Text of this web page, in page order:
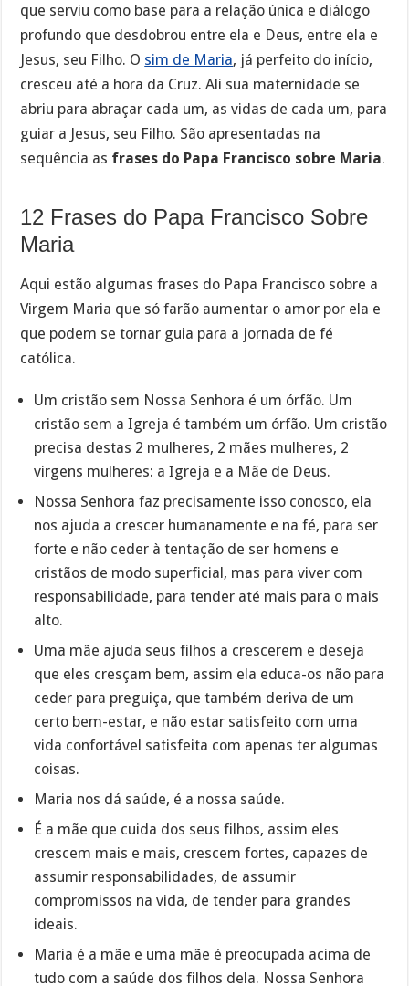
que serviu como base para a relação única e diálogo
profundo que desdobrou entre ela e Deus, entre ela e
Jesus, seu Filho. O sim de Maria, já perfeito do início,
cresceu até a hora da Cruz. Ali sua maternidade se
abriu para abraçar cada um, as vidas de cada um, para
guiar a Jesus, seu Filho. São apresentadas na
sequência as frases do Papa Francisco sobre Maria.
12 Frases do Papa Francisco Sobre
Maria
Aqui estão algumas frases do Papa Francisco sobre a
Virgem Maria que só farão aumentar o amor por ela e
que podem se tornar guia para a jornada de fé
católica.
Um cristão sem Nossa Senhora é um órfão. Um
cristão sem a Igreja é também um órfão. Um cristão
precisa destas 2 mulheres, 2 mães mulheres, 2
virgens mulheres: a Igreja e a Mãe de Deus.
Nossa Senhora faz precisamente isso conosco, ela
nos ajuda a crescer humanamente e na fé, para ser
forte e não ceder à tentação de ser homens e
cristãos de modo superficial, mas para viver com
responsabilidade, para tender até mais para o mais
alto.
Uma mãe ajuda seus filhos a crescerem e deseja
que eles cresçam bem, assim ela educa-os não para
ceder para preguiça, que também deriva de um
certo bem-estar, e não estar satisfeito com uma
vida confortável satisfeita com apenas ter algumas
coisas.
Maria nos dá saúde, é a nossa saúde.
É a mãe que cuida dos seus filhos, assim eles
crescem mais e mais, crescem fortes, capazes de
assumir responsabilidades, de assumir
compromissos na vida, de tender para grandes
ideais.
Maria é a mãe e uma mãe é preocupada acima de
tudo com a saúde dos filhos dela. Nossa Senhora